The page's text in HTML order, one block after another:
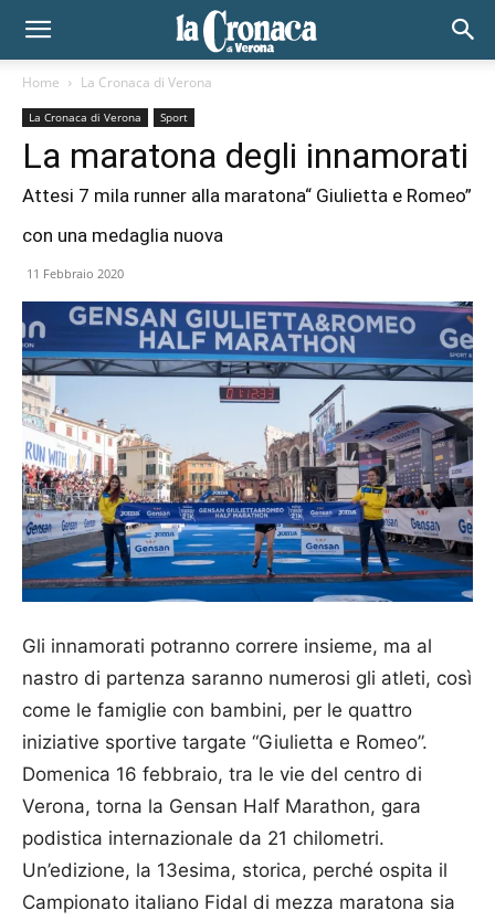
Home La Cronaca di Verona
La Cronaca di Verona Sport
La maratona degli innamorati
Attesi 7 mila runner alla maratona“ Giulietta e Romeo”
con una medaglia nuova
11 Febbraio 2020
Gli innamorati potranno correre insieme, ma al
nastro di partenza saranno numerosi gli atleti, così
come le famiglie con bambini, per le quattro
iniziative sportive targate “Giulietta e Romeo”.
Domenica 16 febbraio, tra le vie del centro di
Verona, torna la Gensan Half Marathon, gara
podistica internazionale da 21 chilometri.
Un’edizione, la 13esima, storica, perché ospita il
Campionato italiano Fidal di mezza maratona sia